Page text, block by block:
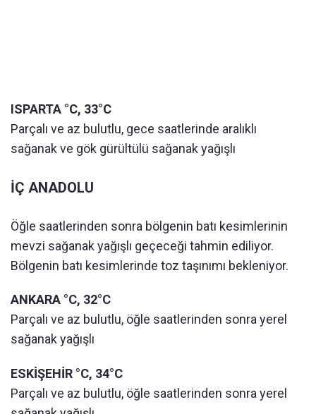
ISPARTA °C, 33°C
Parçalı ve az bulutlu, gece saatlerinde aralıklı
sağanak ve gök gürültülü sağanak yağışlı
İÇ ANADOLU
Öğle saatlerinden sonra bölgenin batı kesimlerinin
mevzi sağanak yağışlı geçeceği tahmin ediliyor.
Bölgenin batı kesimlerinde toz taşınımı bekleniyor.
ANKARA °C, 32°C
Parçalı ve az bulutlu, öğle saatlerinden sonra yerel
sağanak yağışlı
ESKİŞEHİR °C, 34°C
Parçalı ve az bulutlu, öğle saatlerinden sonra yerel